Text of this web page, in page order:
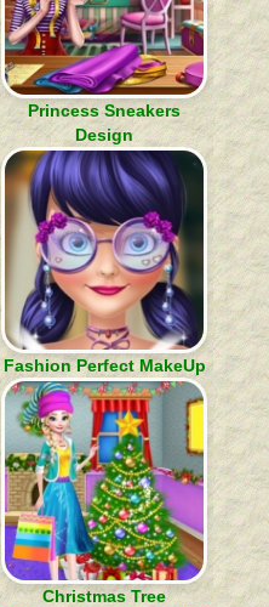
Princess Sneakers
Design
Fashion Perfect MakeUp
Christmas Tree